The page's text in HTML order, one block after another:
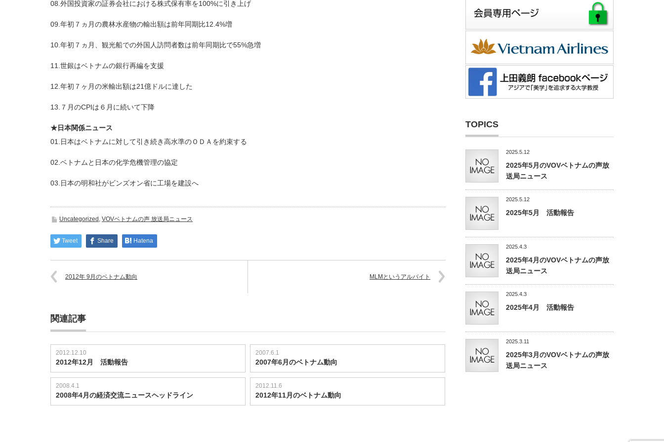
08.外国投資家の証券会社における株式保有率を100%に引き上げ
09.年初７ヵ月の農林水産物の輸出額は前年同期比12.4%増
10.年初７ヵ月、観光船での外国人訪問者数は前年同期比で55%急増
11.世銀はベトナムの銀行再編を支援
12.年初７ヶ月の米輸出額は21億ドルに達した
13.７月のCPIは６月に続いて下降
★日本関係ニュース
01.日本はベトナムに対して引き続き高水準のＯＤＡを約束する
02.ベトナムと日本の化学危機管理の協定
03.日本の明和社がビンズオン省に工場を建設へ
Uncategorized , VOVベトナムの声 放送局ニュース
Tweet Share Hatena
2012年 9月のベトナム動向 MLMというアルバイト
関連記事
2012.12.10
2012年12月 活動報告
2007.6.1
2007年6月のベトナム動向
2008.4.1
2008年4月の経済交流ニュースヘッドライン
2012.11.6
2012年11月のベトナム動向
TOPICS
2025.5.12
2025年5月のVOVベトナムの声放
送局ニュース
2025.5.12
2025年5月 活動報告
2025.4.3
2025年4月のVOVベトナムの声放
送局ニュース
2025.4.3
2025年4月 活動報告
2025.3.11
2025年3月のVOVベトナムの声放
送局ニュース